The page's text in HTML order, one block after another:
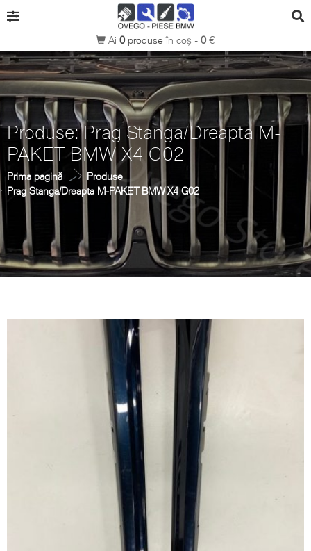
Ai 0produseîn coș - 0€
Produse: Prag Stanga/Dreapta M-
PAKET BMW X4 G02
Prima pagină
Produse
Prag Stanga/Dreapta M-PAKET BMW X4 G02